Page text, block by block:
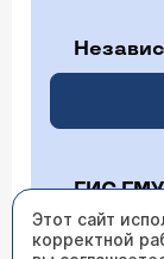
ГИС ГМУ
Этот сайт
корректной